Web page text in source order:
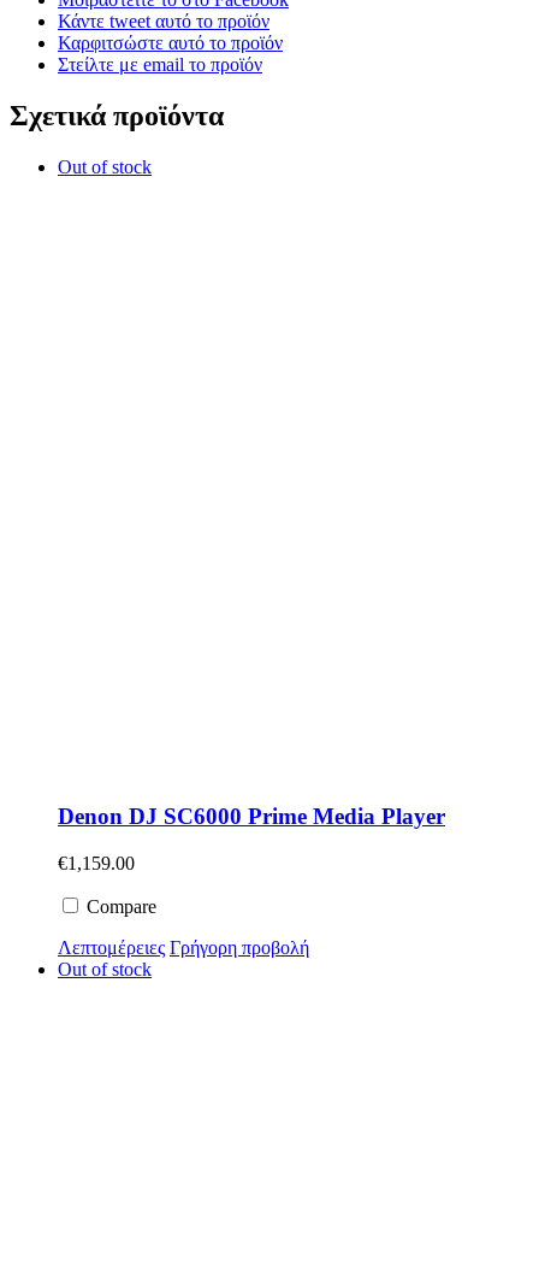
Κάντε tweet αυτό το προϊόν
Καρφιτσώστε αυτό το προϊόν
Στείλτε με email το προϊόν
Σχετικά προϊόντα
Out of stock
Denon DJ SC6000 Prime Media Player
€1,159.00
Compare
Λεπτομέρειες Γρήγορη προβολή
Out of stock